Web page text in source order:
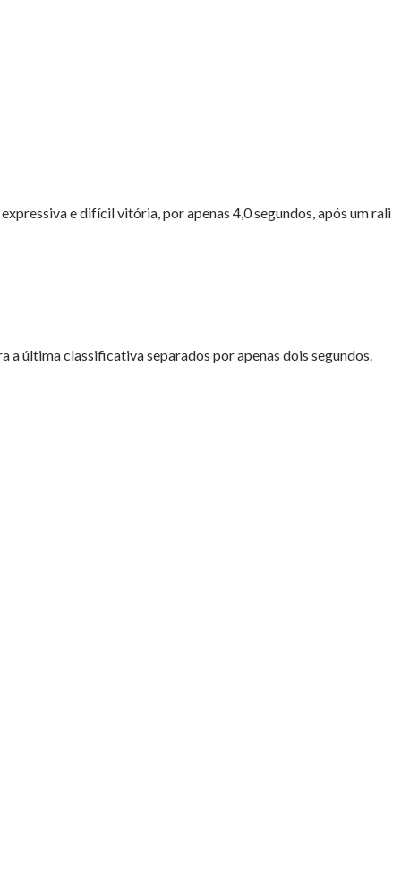
e difícil vitória, por apenas 4,0 segundos, após um rali
a última classificativa separados por apenas dois segundos.